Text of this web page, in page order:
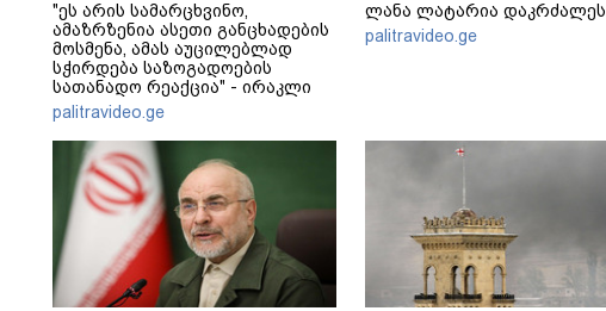
"ეს არის სამარცხვინო,
ამაზრზენია ასეთი განცხადების
მოსმენა, ამას აუცილებლად
სჭირდება საზოგადოების
სათანადო რეაქცია" - ირაკლი
კობახიძე
palitravideo.ge
ლანა ლატარია დაკრძალეს
palitravideo.ge